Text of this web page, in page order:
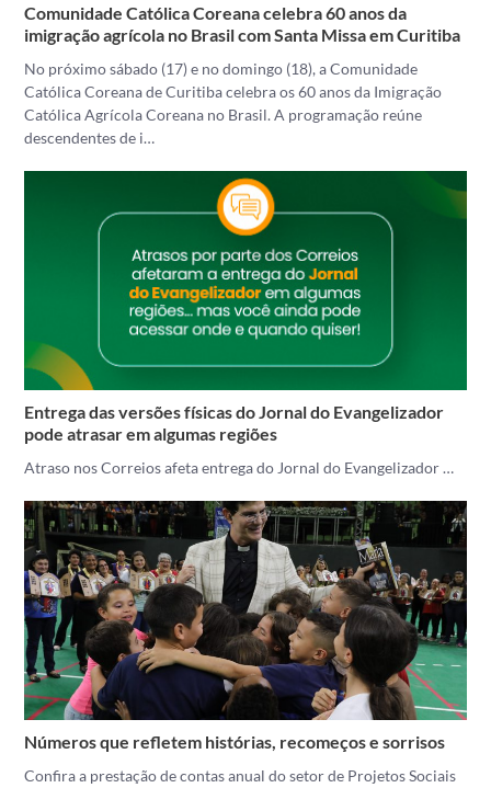
Comunidade Católica Coreana celebra 60 anos da
imigração agrícola no Brasil com Santa Missa em Curitiba
No próximo sábado (17) e no domingo (18), a Comunidade
Católica Coreana de Curitiba celebra os 60 anos da Imigração
Católica Agrícola Coreana no Brasil. A programação reúne
descendentes de i…
Entrega das versões físicas do Jornal do Evangelizador
pode atrasar em algumas regiões
Atraso nos Correios afeta entrega do Jornal do Evangelizador …
Números que refletem histórias, recomeços e sorrisos
Confira a prestação de contas anual do setor de Projetos Sociais